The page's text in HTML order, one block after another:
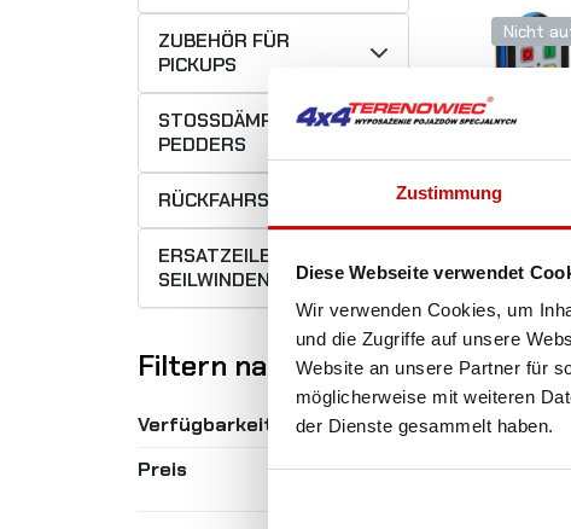
Zustimmung
Diese Webseite verwendet
Wir verwenden Cookies, um
und die Zugriffe auf unsere
Website an unsere Partner für
möglicherweise mit weiteren
der Dienste gesammelt haben.
ZUBEHÖR FÜR
PICKUPS
STOSSDÄMPFER P
EDDERS
RÜCKFAHRSENSOR
ERSATZEILE FÜR
SEILWINDEN
Filtern nach
Verfügbarkeit
Preis
Nicht